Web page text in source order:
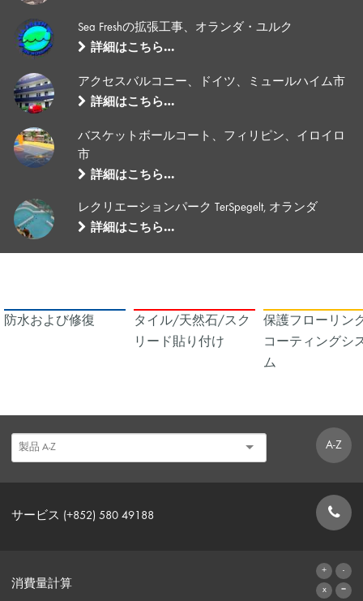
Sea Freshの拡張工事、オランダ・ユルク
詳細はこちら…
アクセスバルコニー、ドイツ、ミュールハイム市
詳細はこちら…
バスケットボールコート、フィリピン、イロイロ
市
詳細はこちら…
レクリエーションパーク TerSpegelt, オランダ
詳細はこちら…
防水および修復
タイル/天然石/スク
リード貼り付け
保護フローリン
コーティングシ
ム
A-Z
サービス (+852) 580 49188
消費量計算